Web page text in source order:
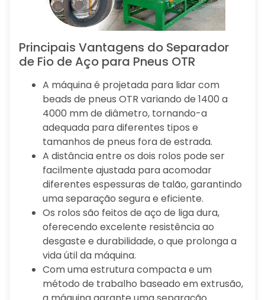
Principais Vantagens do Separador
de Fio de Aço para Pneus OTR
A máquina é projetada para lidar com
beads de pneus OTR variando de 1400 a
4000 mm de diâmetro, tornando-a
adequada para diferentes tipos e
tamanhos de pneus fora de estrada.
A distância entre os dois rolos pode ser
facilmente ajustada para acomodar
diferentes espessuras de talão, garantindo
uma separação segura e eficiente.
Os rolos são feitos de aço de liga dura,
oferecendo excelente resistência ao
desgaste e durabilidade, o que prolonga a
vida útil da máquina.
Com uma estrutura compacta e um
método de trabalho baseado em extrusão,